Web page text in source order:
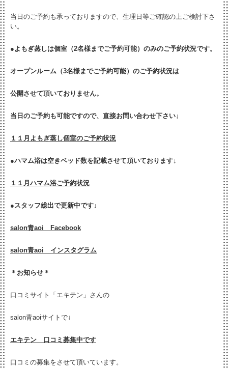
当日のご予約も承っておりますので、生理日等ご確認の上ご検討下さ
い。
●よもぎ蒸しは個室（2名様までご予約可能）のみのご予約状況です。
オープンルーム（3名様までご予約可能）のご予約状況は
公開させて頂いておりません。
当日のご予約も可能ですので、直接お問い合わせ下さい↓
１１月よもぎ蒸し個室のご予約状況
●ハマム浴は空きベッド数を記載させて頂いております↓
１１月ハマム浴ご予約状況
●スタッフ総出で更新中です↓
salon青aoi Facebook
salon青aoi インスタグラム
＊お知らせ＊
口コミサイト「エキテン」さんの
salon青aoiサイトで↓
エキテン 口コミ募集中です
口コミの募集をさせて頂いています。